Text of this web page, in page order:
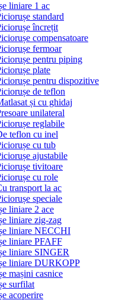
liniare 1 ac
standard
încrețit
compensatoare
fermoar
pentru piping
plate
pentru dispozitive
de teflon
și cu ghidaj
unilateral
reglabile
teflon cu inel
cu tub
ajustabile
tivitoare
cu role
transport la ac
speciale
liniare 2 ace
liniare zig-zag
liniare NECCHI
liniare PFAFF
liniare SINGER
liniare DURKOPP
mașini casnice
surfilat
acoperire